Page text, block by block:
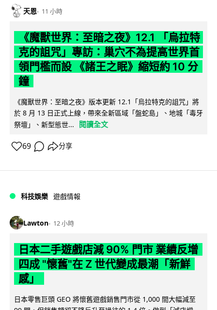
天恩 11 小時
《魔獸世界：至暗之夜》12.1 「烏拉特
克的詛咒」專訪：巢穴不為提高世界首
領門檻而設 《諸王之眠》縮短約 10 分
鐘
《魔獸世界：至暗之夜》版本更新 12.1「烏拉特克的詛咒」將
於 8 月 13 日正式上線，帶來全新區域「盤蛇島」、地城「毒牙
祭壇」、新型態世...
閱讀全文
69 分享
科技娛樂 遊戲情報
Lawton 12 小時
日本二手遊戲店減 90% 門市 業績反增
四成 "懷舊"在 Z 世代變成最潮「新鮮
感」
日本零售巨頭 GEO 將懷舊遊戲銷售門市從 1,000 間大幅減至